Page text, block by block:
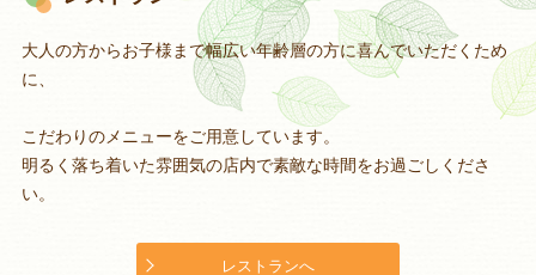
大人の方からお子様まで幅広い年齢層の方に喜んでいただくため
に、
こだわりのメニューをご用意しています。
明るく落ち着いた雰囲気の店内で素敵な時間をお過ごしくださ
い。
レストランへ